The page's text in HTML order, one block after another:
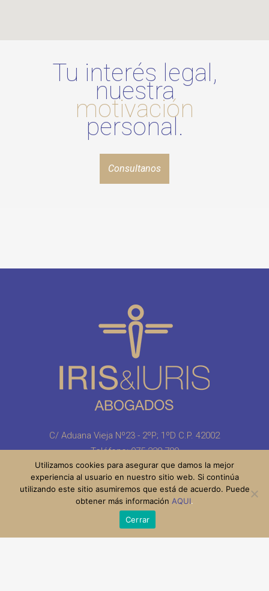
Tu interés legal,
nuestra
motivación
personal.
Consultanos
C/ Aduana Vieja Nº23 - 2ºP; 1ºD C.P. 42002
Teléfono:975 228 780
Info@IrisAbogadosSoria.com
Utilizamos cookies para asegurar que damos la mejor
experiencia al usuario en nuestro sitio web. Si continúa
utilizando este sitio asumiremos que está de acuerdo. Puede
obtener más información AQUI.
Cerrar